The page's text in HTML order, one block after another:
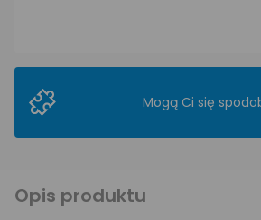
Mogą Ci się
Opis produktu